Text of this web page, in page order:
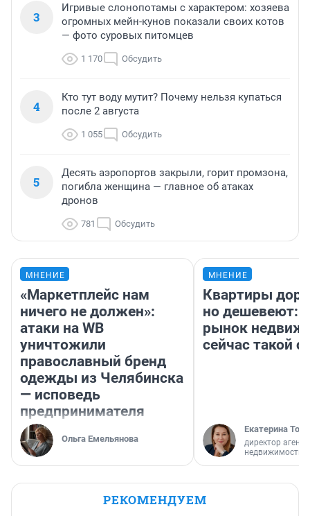
3
Игривые слонопотамы с характером: хозяева
огромных мейн-кунов показали своих котов
— фото суровых питомцев
1 170 Обсудить
4
Кто тут воду мутит? Почему нельзя купаться
после 2 августа
1 055 Обсудить
5
Десять аэропортов закрыли, горит промзона,
погибла женщина — главное об атаках
дронов
781 Обсудить
МНЕНИЕ
«Маркетплейс нам
ничего не должен»:
атаки на WB
уничтожили
православный бренд
одежды из Челябинска
— исповедь
предпринимателя
Ольга Емельянова
МНЕНИЕ
Квартиры
но дешевеют:
рынок
сейчас такой
Екатерина
директор
недвижимости
РЕКОМЕНДУЕМ